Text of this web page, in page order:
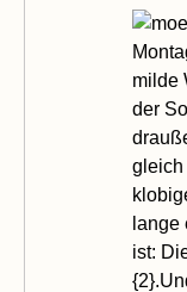
milde
der
gleich
lange
ist:
{2